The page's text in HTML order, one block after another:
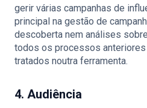
gerir várias campanhas de
principal na gestão de
descoberta nem análises
todos os processos anteriores
tratados noutra ferramenta.
4. Audiência